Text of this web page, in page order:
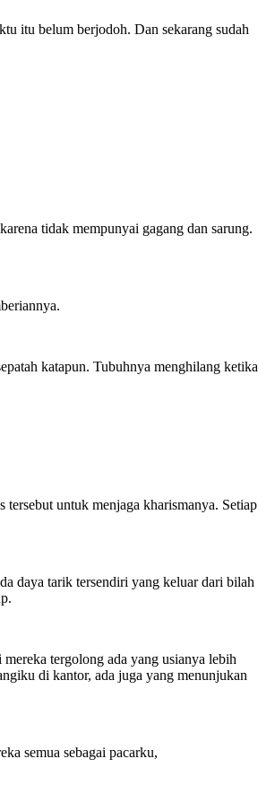
itu belum berjodoh. Dan sekarang sudah
tidak mempunyai gagang dan sarung.
katapun. Tubuhnya menghilang ketika
untuk menjaga kharismanya. Setiap
daya tarik tersendiri yang keluar dari bilah
tergolong ada yang usianya lebih
di kantor, ada juga yang menunjukan
semua sebagai pacarku,